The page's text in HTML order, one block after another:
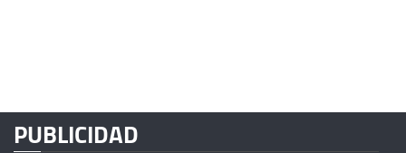
PUBLICIDAD